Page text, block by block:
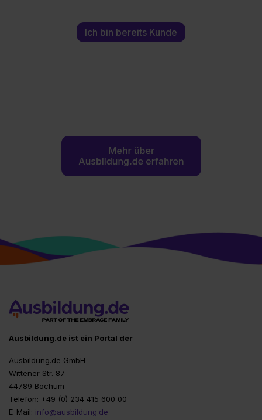
Ich bin bereits Kunde
Ausbildung.de ist ein Portal der
Ausbildung.de GmbH
Wittener Str. 87
44789 Bochum
Telefon: +49 (0) 234 415 600 00
E-Mail: info@ausbildung.de